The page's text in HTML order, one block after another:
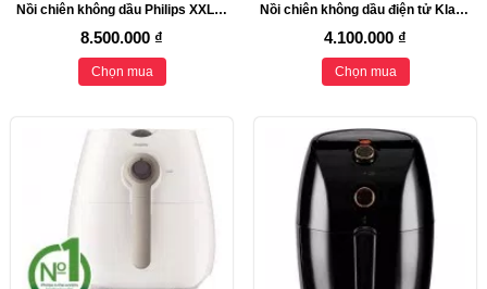
Nồi chiên không dầu Philips XXL HD9652/90
8.500.000 ₫
Chọn mua
Nồi chiên không dầu điện tử Klarstein AeroVital Deluxe, 5,4L
4.100.000 ₫
Chọn mua